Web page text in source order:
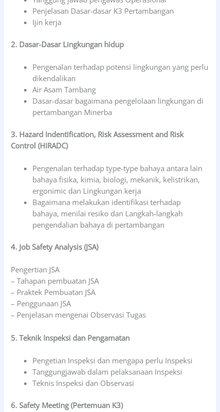
Penjelasan Dasar-dasar K3 Pertambangan
Ijin kerja
2. Dasar-Dasar Lingkungan hidup
Pengenalan terhadap potensi lingkungan yang perlu
dikendalikan
Air Asam Tambang
Dasar-dasar bagaimana pengelolaan lingkungan di
pertambangan Minerba
3. Hazard Indentification, Risk Assessment and Risk
Control (HIRADC)
Pengenalan terhadap type-type bahaya antara lain
bahaya fisika, kimia, biologi, mekanik, kelistrikan,
ergonimic dan Lingkungan kerja
Bagaimana melakukan identifikasi terhadap
bahaya, menilai resiko dan Langkah-langkah
pengendalian bahaya di pertambangan
4. Job Safety Analysis (JSA)
Pengertian JSA
– Tahapan pembuatan JSA
– Praktek Pembuatan JSA
– Penggunaan JSA
– Penjelasan mengenai Observasi Tugas
5. Teknik Inspeksi dan Pengamatan
Pengetian Inspeksi dan mengapa perlu Inspeksi
Tanggungjawab dalam pelaksanaan Inspeksi
Teknis Inspeksi dan Observasi
6. Safety Meeting (Pertemuan K3)